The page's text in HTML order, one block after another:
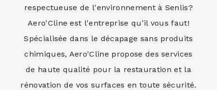
respectueuse de l'environnement à Senlis?
Aero'Cline est l'entreprise qu'il vous faut!
Spécialisée dans le décapage sans produits
chimiques, Aero'Cline propose des services
de haute qualité pour la restauration et la
rénovation de vos surfaces en toute sécurité.